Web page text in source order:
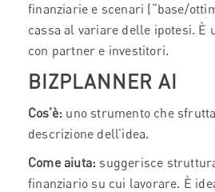
finanziarie e scenari (“base/
cassa al variare delle ipotesi.
con partner e investitori.
BIZPLANNER AI
Cos’è: uno strumento che
descrizione dell’idea.
Come aiuta: suggerisce
finanziario su cui lavorare. È